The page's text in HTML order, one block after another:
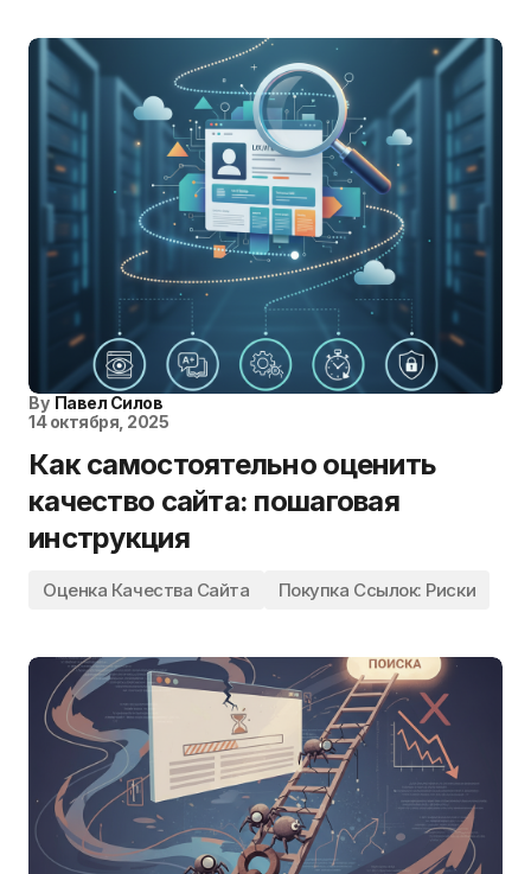
By Павел Силов
14 октября, 2025
Как самостоятельно оценить
качество сайта: пошаговая
инструкция
Оценка Качества Сайта Покупка Ссылок: Риски